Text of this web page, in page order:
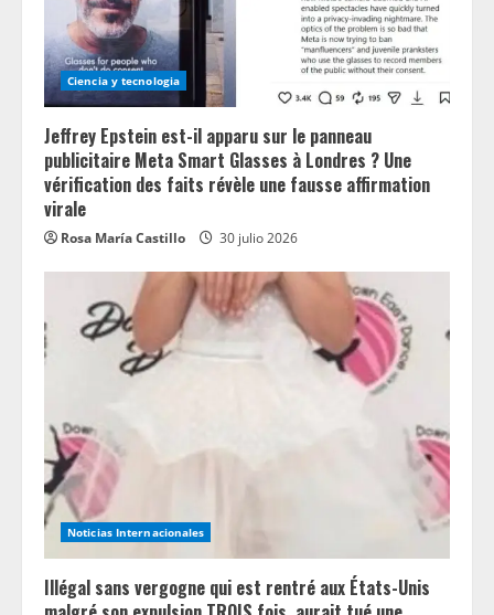
Ciencia y tecnologia
Jeffrey Epstein est-il apparu sur le panneau
publicitaire Meta Smart Glasses à Londres ? Une
vérification des faits révèle une fausse affirmation
virale
Rosa María Castillo 30 julio 2026
Noticias Internacionales
Illégal sans vergogne qui est rentré aux États-Unis